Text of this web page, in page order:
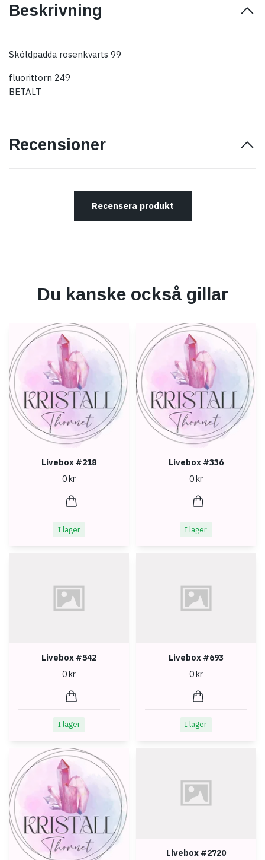
Beskrivning
Sköldpadda rosenkvarts 99
fluorittorn 249
BETALT
Recensioner
Recensera produkt
Du kanske också gillar
Livebox #218
0 kr
I lager
Livebox #336
0 kr
I lager
Livebox #542
0 kr
I lager
Livebox #693
0 kr
I lager
Livebox #2720